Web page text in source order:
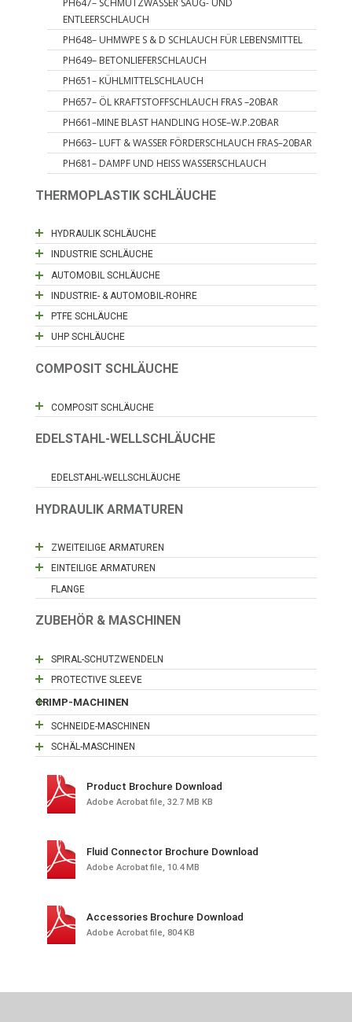
ENTLEERSCHLAUCH
PH648– UHMWPE S & D SCHLAUCH FÜR LEBENSMITTEL
PH649– BETONLIEFERSCHLAUCH
PH651– KÜHLMITTELSCHLAUCH
PH657– ÖL KRAFTSTOFFSCHLAUCH FRAS –20BAR
PH661–MINE BLAST HANDLING HOSE–W.P.20BAR
PH663– LUFT & WASSER FÖRDERSCHLAUCH FRAS–20BAR
PH681– DAMPF UND HEISS WASSERSCHLAUCH
THERMOPLASTIK SCHLÄUCHE
HYDRAULIK SCHLÄUCHE
INDUSTRIE SCHLÄUCHE
AUTOMOBIL SCHLÄUCHE
INDUSTRIE- & AUTOMOBIL-ROHRE
PTFE SCHLÄUCHE
UHP SCHLÄUCHE
COMPOSIT SCHLÄUCHE
COMPOSIT SCHLÄUCHE
EDELSTAHL-WELLSCHLÄUCHE
EDELSTAHL-WELLSCHLÄUCHE
HYDRAULIK ARMATUREN
ZWEITEILIGE ARMATUREN
EINTEILIGE ARMATUREN
FLANGE
ZUBEHÖR & MASCHINEN
SPIRAL-SCHUTZWENDELN
PROTECTIVE SLEEVE
CRIMP-MACHINEN
SCHNEIDE-MASCHINEN
SCHÄL-MASCHINEN
Product Brochure Download
Adobe Acrobat file, 32.7 MB KB
Fluid Connector Brochure Download
Adobe Acrobat file, 10.4 MB
Accessories Brochure Download
Adobe Acrobat file, 804 KB